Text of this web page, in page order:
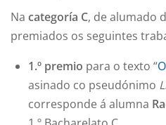
Na categoría C, de alumado
premiados os seguintes
1.º premio para o texto “
asinado co pseudónimo
corresponde á alumna